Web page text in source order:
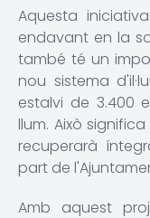
Aquesta
endavant en la
també té un
nou sistema
estalvi de 3.400
llum. Això
recuperarà
part de
Amb aquest